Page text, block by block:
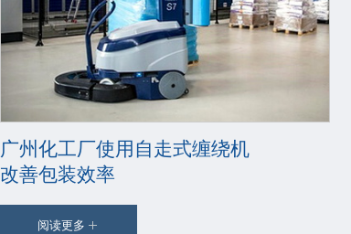
广州化工厂使用自走式缠绕机
改善包装效率
阅读更多